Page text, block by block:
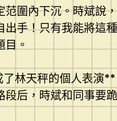
圍內下沉。時斌說
手！只有我能將這
目。
林天秤的個人表演
后，時斌和同事要